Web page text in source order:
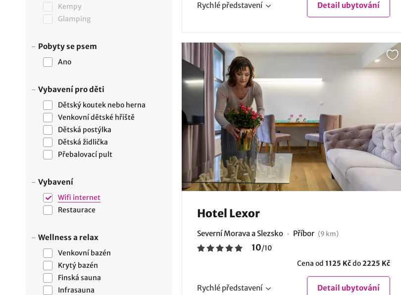
Kempy
Glamping
Pobyty se psem
Ano
Vybavení pro děti
Dětský koutek nebo herna
Venkovní dětské hřiště
Dětská postýlka
Dětská židlička
Přebalovací pult
Vybavení
Wifi internet
Restaurace
Wellness a relax
Venkovní bazén
Krytý bazén
Finská sauna
Infrasauna
Rychlé představení Detail ubytování
Hotel Lexor
Severní Morava a Slezsko Příbor (9 km)
10/10
Cena od 1125 Kčdo2225 Kč
Rychlé představení Detail ubytování